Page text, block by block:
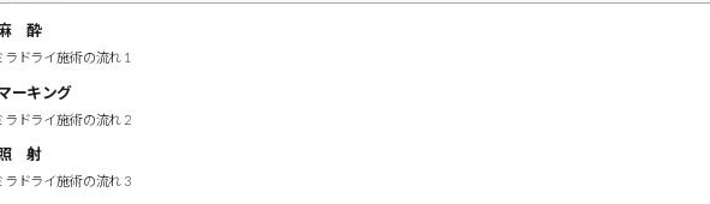
酔
ーキング
射